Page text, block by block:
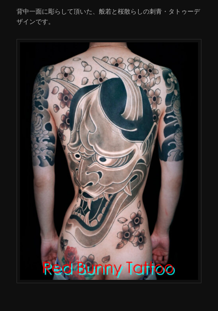
背中一面に彫らして頂いた、般若と桜散らしの刺青・タトゥーデ
ザインです。